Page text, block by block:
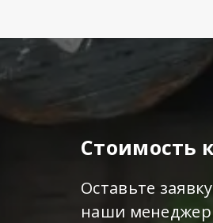
Стоимость
Оставьте
наши